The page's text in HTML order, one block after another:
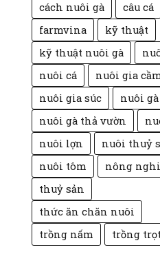
cách nuôi gà
câu cá
farmvina
kỹ thuật
kỹ thuật nuôi gà
nuôi cá
nuôi gia
nuôi gia súc
nuôi gà
nuôi gà thả vườn
nuôi lợn
nuôi thuỷ
nuôi tôm
nông
thuỷ sản
thức ăn chăn nuôi
trồng nấm
trồng